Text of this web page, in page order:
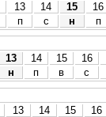
13 14 15
16
п с н
п
13 14 15
16
н п в
с
13 14 15
16